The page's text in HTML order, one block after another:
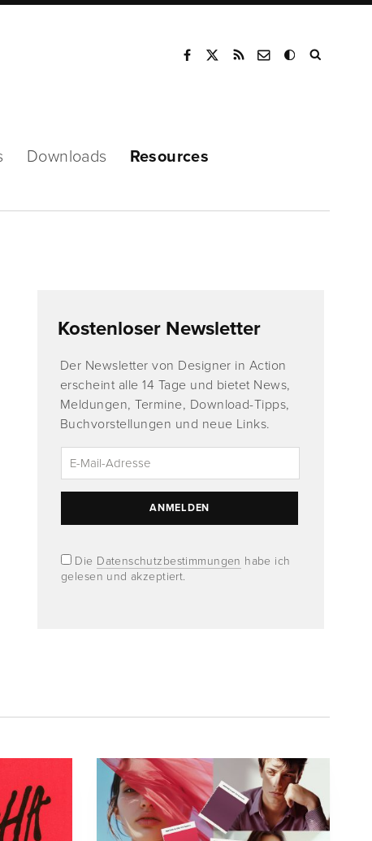
Downloads Resources
Kostenloser Newsletter
Der Newsletter von Designer in Action
erscheint alle 14 Tage und bietet News,
Meldungen, Termine, Download-Tipps,
Buchvorstellungen und neue Links.
Die Datenschutzbestimmungen habe ich
gelesen und akzeptiert.